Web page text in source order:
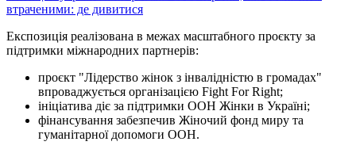
втраченими: де дивитися
Експозиція реалізована в межах масштабного проєкту за
підтримки міжнародних партнерів:
проєкт "Лідерство жінок з інвалідністю в громадах"
впроваджується організацією Fight For Right;
ініціатива діє за підтримки ООН Жінки в Україні;
фінансування забезпечив Жіночий фонд миру та
гуманітарної допомоги ООН.